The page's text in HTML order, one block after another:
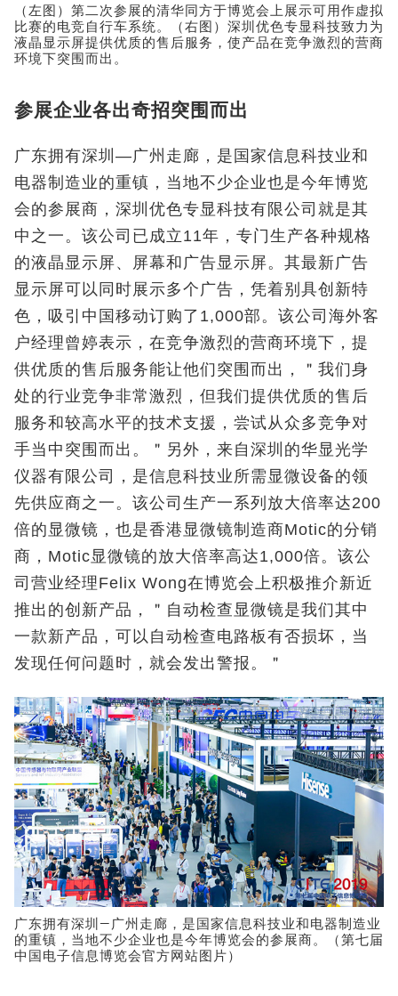
（左图）第二次参展的清华同方于博览会上展示可用作虚拟
比赛的电竞自行车系统。（右图）深圳优色专显科技致力为
液晶显示屏提供优质的售后服务，使产品在竞争激烈的营商
环境下突围而出。
参展企业各出奇招突围而出
广东拥有深圳—广州走廊，是国家信息科技业和
电器制造业的重镇，当地不少企业也是今年博览
会的参展商，深圳优色专显科技有限公司就是其
中之一。该公司已成立11年，专门生产各种规格
的液晶显示屏、屏幕和广告显示屏。其最新广告
显示屏可以同时展示多个广告，凭着别具创新特
色，吸引中国移动订购了1,000部。该公司海外客
户经理曾婷表示，在竞争激烈的营商环境下，提
供优质的售后服务能让他们突围而出，＂我们身
处的行业竞争非常激烈，但我们提供优质的售后
服务和较高水平的技术支援，尝试从众多竞争对
手当中突围而出。＂另外，来自深圳的华显光学
仪器有限公司，是信息科技业所需显微设备的领
先供应商之一。该公司生产一系列放大倍率达200
倍的显微镜，也是香港显微镜制造商Motic的分销
商，Motic显微镜的放大倍率高达1,000倍。该公
司营业经理Felix Wong在博览会上积极推介新近
推出的创新产品，＂自动检查显微镜是我们其中
一款新产品，可以自动检查电路板有否损坏，当
发现任何问题时，就会发出警报。＂
广东拥有深圳—广州走廊，是国家信息科技业和电器制造业
的重镇，当地不少企业也是今年博览会的参展商。（第七届
中国电子信息博览会官方网站图片）